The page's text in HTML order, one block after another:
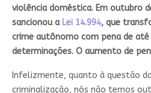
violência doméstica. Em outubro
sancionou a Lei 14.994, que
crime autônomo com pena de
determinações. O aumento de
Infelizmente, quanto à questão
criminalização, nós não temos